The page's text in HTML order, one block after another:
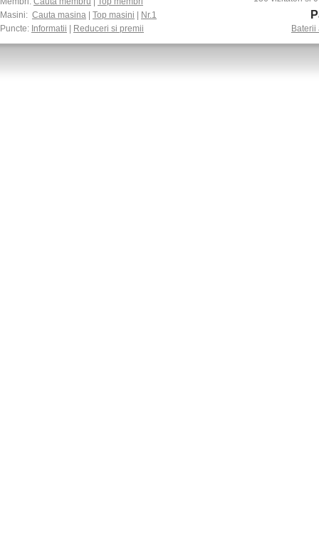
Masini: Cauta masina Top masini
Nr.1
Puncte: Informatii Reduceri si premii